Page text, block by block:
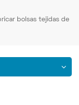
bolsas tejidas de